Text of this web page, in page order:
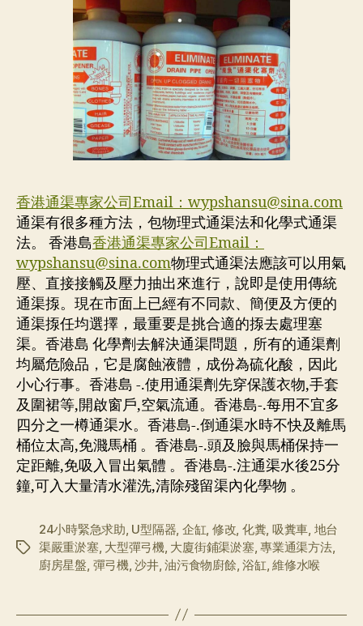
香港通渠專家公司Email： wypshansu@sina.com
通渠有很多種方法，包物理式通渠法和化學式通渠
法。 香港島香港通渠專家公司Email：
wypshansu@sina.com物理式通渠法應該可以用氣
壓、直接接觸及壓力抽出來進行，說即是使用傳統
通渠揼。現在市面上已經有不同款、簡便及方便的
通渠揼任均選擇，最重要是挑合適的揼去處理塞
渠。香港島 化學劑去解決通渠問題，所有的通渠劑
均屬危險品，它是腐蝕液體，成份為硫化酸，因此
小心行事。香港島 -.使用通渠劑先穿保護衣物,手套
及圍裙等,開啟窗戶,空氣流通。香港島-.每用不宜多
四分之一樽通渠水。香港島-.倒通渠水時不快及離馬
桶位太高,免濺馬桶 。香港島-.頭及臉與馬桶保持一
定距離,免吸入冒出氣體 。香港島-.注通渠水後25分
鐘,可入大量清水灌洗,清除殘留渠內化學物 。
标
24小時緊急求助 U型隔器 企缸 修改 化糞 吸糞車 地台
渠嚴重淤塞, 大型彈弓機, 大廈街鋪渠淤塞,專業通渠方法,
廚房星盤 彈弓機,沙井,油污食物廚餘 ,浴缸 ,維修水喉